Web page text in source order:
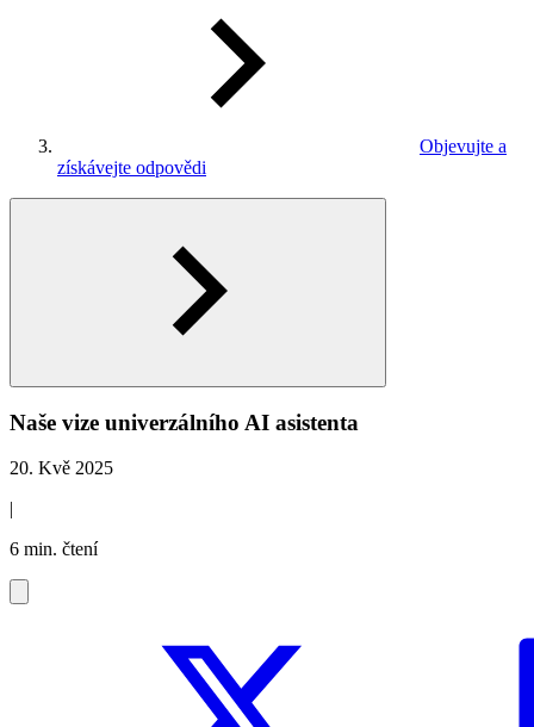
Objevujte a
získávejte odpovědi
Naše vize univerzálního AI asistenta
20. Kvě 2025
|
6 min. čtení